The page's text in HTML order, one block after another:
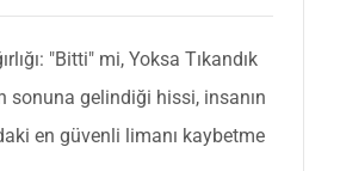
"Bitti" mi, Yoksa Tıkandık
sonuna gelindiği hissi, insanın
en güvenli limanı kaybetme